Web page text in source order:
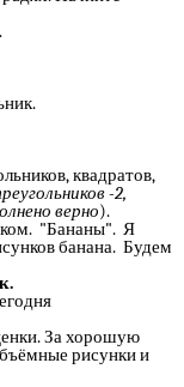
квадратов,
-2,
верно).
"Бананы". Я
банана. Будем
За хорошую
рисунки и